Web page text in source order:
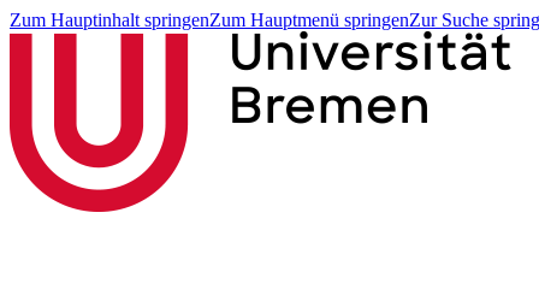
Zum Hauptinhalt springenZum Hauptmenü springenZur Suche